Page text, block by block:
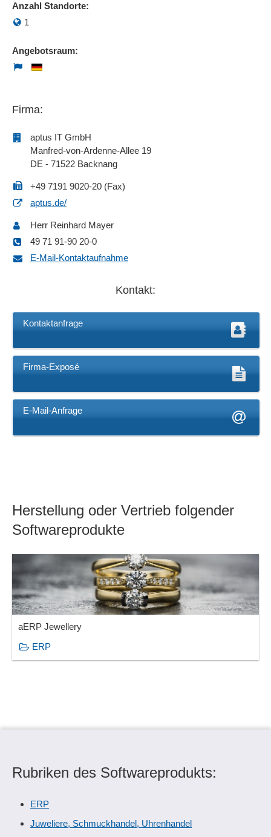
Anzahl Standorte:
1
Angebotsraum:
Firma:
aptus IT GmbH
Manfred-von-Ardenne-Allee 19
DE - 71522 Backnang
+49 7191 9020-20 (Fax)
aptus.de/
Herr Reinhard Mayer
49 71 91-90 20-0
E-Mail-Kontaktaufnahme
Kontakt:
Kontaktanfrage
Firma-Exposé
E-Mail-Anfrage
Herstellung oder Vertrieb folgender
Softwareprodukte
aERP Jewellery
ERP
Rubriken des Softwareprodukts:
ERP
Juweliere, Schmuckhandel, Uhrenhandel